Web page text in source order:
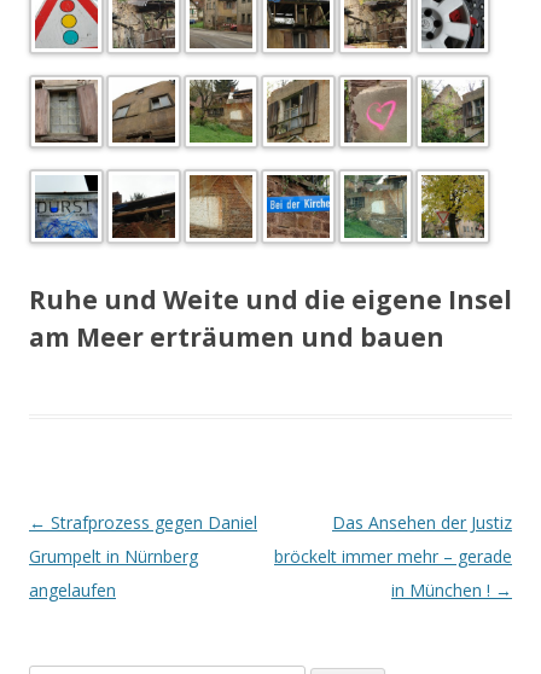
Ruhe und Weite und die eigene Insel
am Meer erträumen und bauen
Beitrags-
Navigation
← Strafprozess gegen Daniel
Grumpelt in Nürnberg
angelaufen
Das Ansehen der Justiz
bröckelt immer mehr – gerade
in München ! →